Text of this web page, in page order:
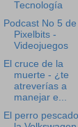
Tecnología
Podcast No 5 de
Pixelbits -
Videojuegos
El cruce de la
muerte - ¿te
atreverías a
manejar e...
El perro